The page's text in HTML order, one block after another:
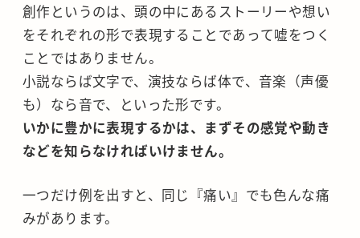
創作というのは、頭の中にあるストーリーや想い
をそれぞれの形で表現することであって嘘をつく
ことではありません。
小説ならば文字で、演技ならば体で、音楽（声優
も）なら音で、といった形です。
いかに豊かに表現するかは、まずその感覚や動き
などを知らなければいけません。
一つだけ例を出すと、同じ『痛い』でも色んな痛
みがあります。